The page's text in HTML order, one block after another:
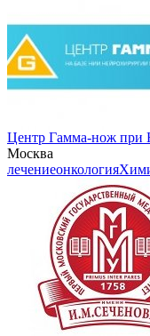
Центр Гамма-нож при
Москва
лечениеонкология